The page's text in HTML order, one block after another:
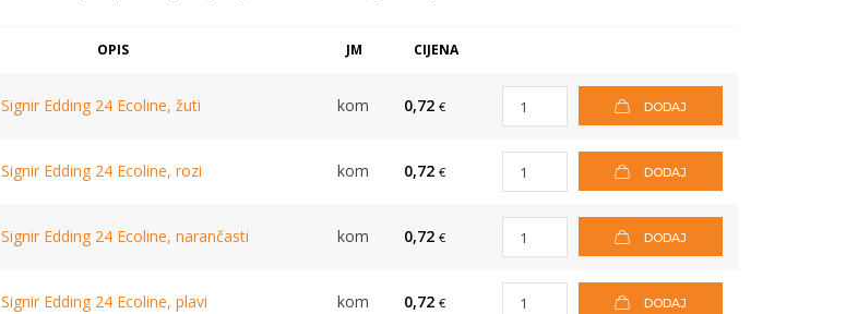
OPIS JM CIJENA
Signir Edding 24 Ecoline, žuti kom 0,72 € DODAJ
Signir Edding 24 Ecoline, rozi kom 0,72 € DODAJ
Signir Edding 24 Ecoline, narančasti kom 0,72 € DODAJ
Signir Edding 24 Ecoline, plavi kom 0,72 € DODAJ